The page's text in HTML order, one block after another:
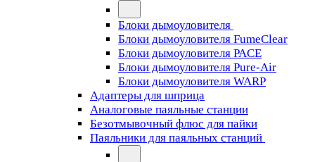
Блоки дымоуловителя
Блоки дымоуловителя FumeClear
Блоки дымоуловителя PACE
Блоки дымоуловителя Pure-Air
Блоки дымоуловителя WARP
Адаптеры для шприца
Аналоговые паяльные станции
Безотмывочный флюс для пайки
Паяльники для паяльных станций